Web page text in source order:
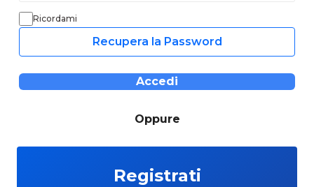
Ricordami
Recupera la Password
Accedi
Oppure
Registrati